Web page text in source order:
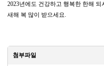
2023년에도 건강하고 행복한 한해 되
새해 복 많이 받으세요.
첨부파일